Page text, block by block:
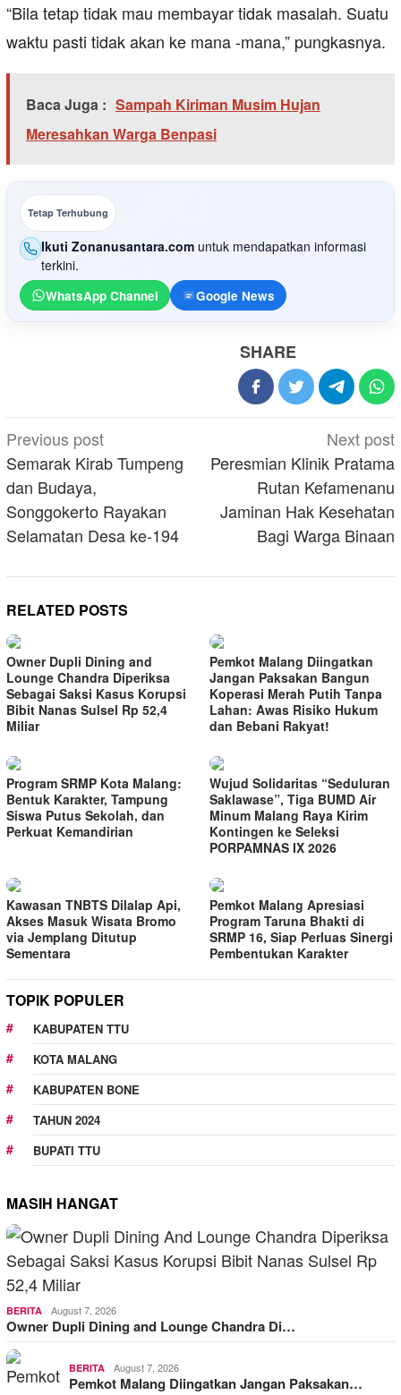
“Bila tetap tidak mau membayar tidak masalah. Suatu
waktu pasti tidak akan ke mana -mana,” pungkasnya.
Baca Juga : Sampah Kiriman Musim Hujan
Meresahkan Warga Benpasi
Tetap Terhubung
Ikuti Zonanusantara.com untuk mendapatkan informasi
terkini.
WhatsApp Channel Google News
SHARE
Post
navigation
Previous post
Semarak Kirab Tumpeng
dan Budaya,
Songgokerto Rayakan
Selamatan Desa ke-194
Next post
Peresmian Klinik Pratama
Rutan Kefamenanu
Jaminan Hak Kesehatan
Bagi Warga Binaan
RELATED POSTS
Owner Dupli Dining and
Lounge Chandra Diperiksa
Sebagai Saksi Kasus Korupsi
Bibit Nanas Sulsel Rp 52,4
Miliar
Pemkot Malang Diingatkan
Jangan Paksakan Bangun
Koperasi Merah Putih Tanpa
Lahan: Awas Risiko Hukum
dan Bebani Rakyat!
Program SRMP Kota Malang:
Bentuk Karakter, Tampung
Siswa Putus Sekolah, dan
Perkuat Kemandirian
Wujud Solidaritas “Seduluran
Saklawase”, Tiga BUMD Air
Minum Malang Raya Kirim
Kontingen ke Seleksi
PORPAMNAS IX 2026
Kawasan TNBTS Dilalap Api,
Akses Masuk Wisata Bromo
via Jemplang Ditutup
Sementara
Pemkot Malang Apresiasi
Program Taruna Bhakti di
SRMP 16, Siap Perluas Sinergi
Pembentukan Karakter
TOPIK POPULER
KABUPATEN TTU
KOTA MALANG
KABUPATEN BONE
TAHUN 2024
BUPATI TTU
MASIH HANGAT
BERITA August 7, 2026
Owner Dupli Dining and Lounge Chandra Di…
BERITA August 7, 2026
Pemkot Malang Diingatkan Jangan Paksakan…